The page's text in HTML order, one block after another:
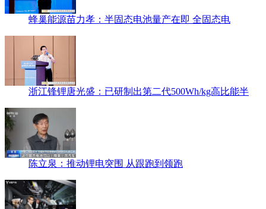
蜂巢能源苗力孝：半固态电池量产在即 全固态电
浙江锋锂唐光盛：已研制出第二代500Wh/kg高比能半
陈立泉：推动锂电突围 从跟跑到领跑